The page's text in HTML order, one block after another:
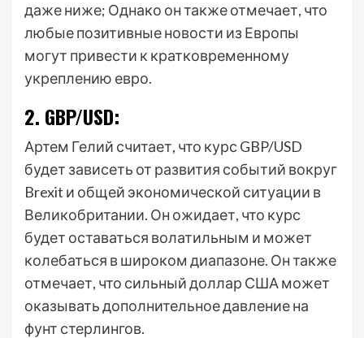
даже ниже; Однако он также отмечает, что
любые позитивные новости из Европы
могут привести к кратковременному
укреплению евро.
2. GBP/USD:
Артем Гелий считает, что курс GBP/USD
будет зависеть от развития событий вокруг
Brexit и общей экономической ситуации в
Великобритании. Он ожидает, что курс
будет оставаться волатильным и может
колебаться в широком диапазоне. Он также
отмечает, что сильный доллар США может
оказывать дополнительное давление на
фунт стерлингов.